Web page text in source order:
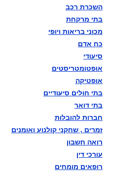
השלישי במתכונת
התקשוב וההגנה
השכרת רכב
בתי מרקחת
מכוני בריאות ויופי
כח אדם
סיעודי
אופטומטריסטים
אופטיקה
בתי חולים סיעודיים
בתי דואר
חברות להובלות
זמרים , שחקני קולנוע ואומנים
רואה חשבון
עורכי דין
רופאים מומחים